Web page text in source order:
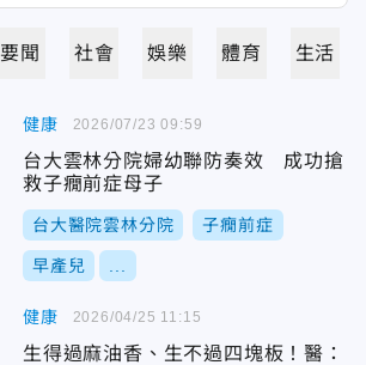
要聞 社會 娛樂 體育 生活
健康
台大雲林分院婦幼聯防奏效 成功搶
救子癇前症母子
台大醫院雲林分院 子癇前症
早產兒
2026/07/23 09:59
健康
生得過麻油香、生不過四塊板！醫：
2026/04/25 11:15